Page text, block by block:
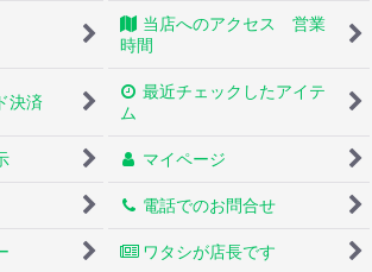
当店へのアクセス 営業
時間
決済
最近チェックしたアイテ
ム
マイページ
電話でのお問合せ
ワタシが店長です